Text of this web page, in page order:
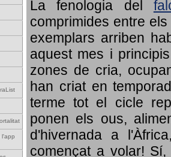
l'app
La fenologia del
comprimides entre
exemplars arriben
aquest mes i
zones de cria,
han criat en
terme tot el cicle
ponen els ous,
d'hivernada a
començat a volar!